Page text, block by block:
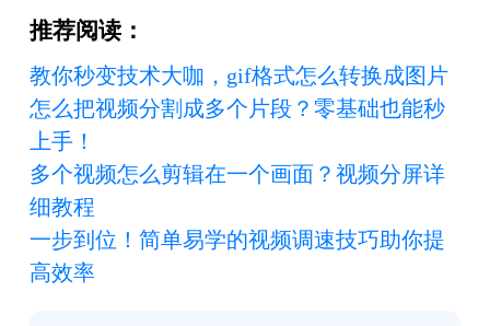
推荐阅读：
教你秒变技术大咖，gif格式怎么转换成图片
怎么把视频分割成多个片段？零基础也能秒
上手！
多个视频怎么剪辑在一个画面？视频分屏详
细教程
一步到位！简单易学的视频调速技巧助你提
高效率